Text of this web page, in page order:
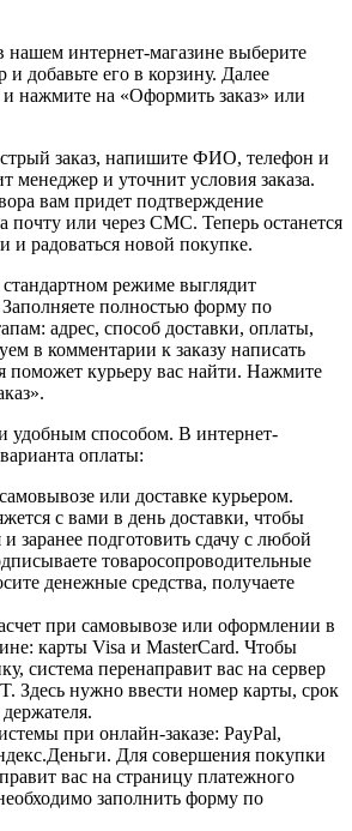
нашем интернет-магазине выберите
добавьте его в корзину. Далее
нажмите на «Оформить заказ» или
заказ, напишите ФИО, телефон и
менеджер и уточнит условия заказа.
вам придет подтверждение
почту или через СМС. Теперь останется
и радоваться новой покупке.
режиме выглядит
полностью форму по
адрес, способ доставки, оплаты,
в комментарии к заказу написать
поможет курьеру вас найти. Нажмите
удобным способом. В интернет-
оплаты:
или доставке курьером.
с вами в день доставки, чтобы
заранее подготовить сдачу с любой
товаросопроводительные
денежные средства, получаете
при самовывозе или оформлении в
карты Visa и MasterCard. Чтобы
система перенаправит вас на сервер
Здесь нужно ввести номер карты, срок
при онлайн-заказе: PayPal,
Для совершения покупки
вас на страницу платежного
заполнить форму по